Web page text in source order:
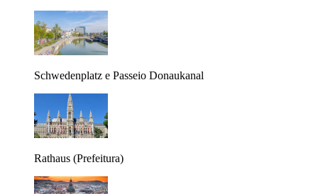
Schwedenplatz e Passeio Donaukanal
Rathaus (Prefeitura)